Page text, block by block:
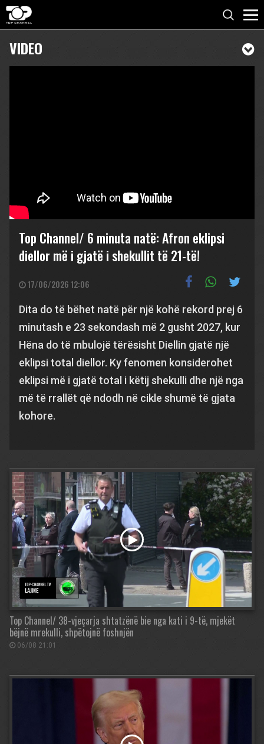
VIDEO
Top Channel/ 6 minuta natë: Afron eklipsi
diellor më i gjatë i shekullit të 21-të!
17/06/2026 12:06
Dita do të bëhet natë për një kohë rekord prej 6
minutash e 23 sekondash më 2 gusht 2027, kur
Hëna do të mbulojë tërësisht Diellin gjatë një
eklipsi total diellor. Ky fenomen konsiderohet
eklipsi më i gjatë total i këtij shekulli dhe një nga
më të rrallët që ndodh në cikle shumë të gjata
kohore.
Top Channel/ 38-vjeçarja shtatzënë bie nga kati i 9-të, mjekët
bëjnë mrekulli, shpëtojnë foshnjën
06/08 21:01